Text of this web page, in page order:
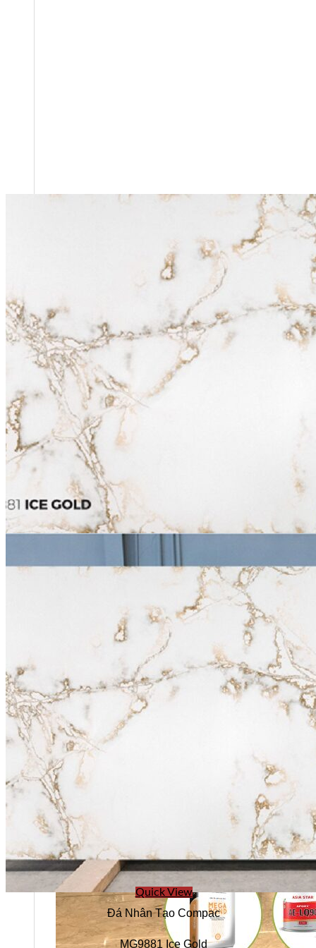
Quick View
Đá Nhân Tạo Compac
MG9881 Ice Gold